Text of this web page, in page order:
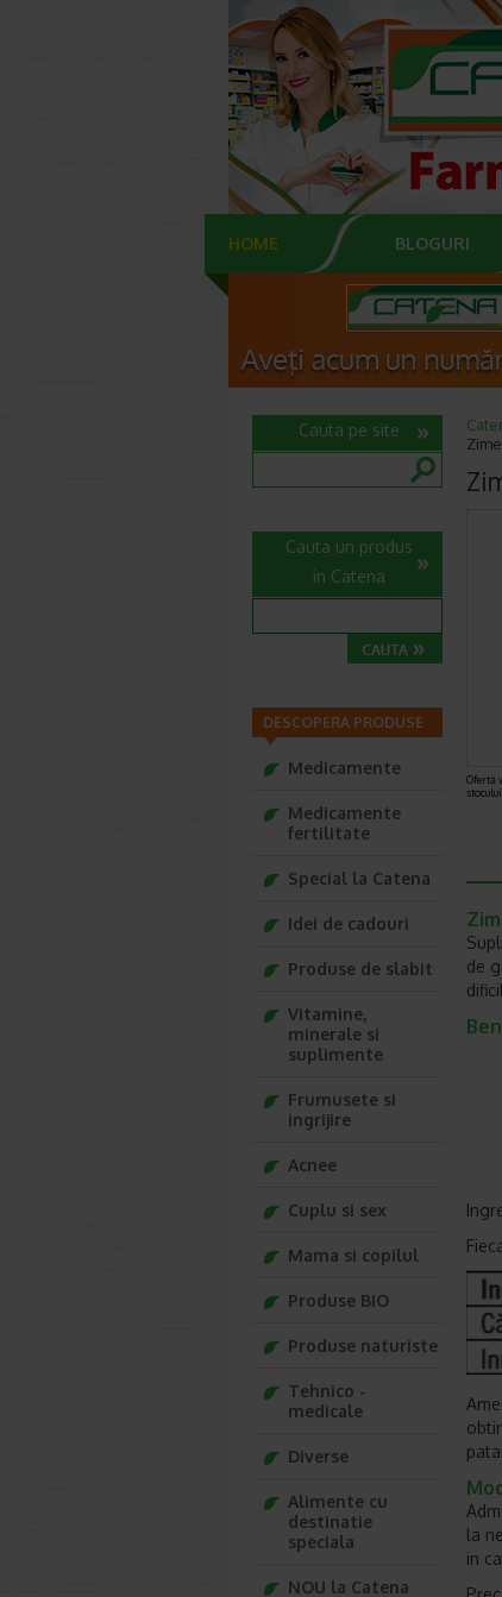
HOME BLOGURI
Ofertă
de
la
in
Cauta pe site
Cauta un produs
in Catena
DESCOPERA PRODUSE
Medicamente
Medicamente
fertilitate
Special la Catena
Idei de cadouri
Produse de slabit
Vitamine,
minerale si
suplimente
Frumusete si
ingrijire
Acnee
Cuplu si sex
Mama si copilul
Produse BIO
Produse naturiste
Tehnico -
medicale
Diverse
Alimente cu
destinatie
speciala
NOU la Catena